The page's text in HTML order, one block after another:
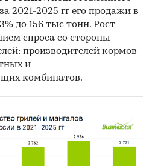
для волос, как
ЧИСТАЯ
показатели
ФО с объемом
поставкам в 2024 г.
21%).
долю занимает
долей 63,2%, основные
2021-2025 гг его продажи в
до 156 тыс тонн. Рост
спроса со стороны
производителей кормов
и
комбинатов.